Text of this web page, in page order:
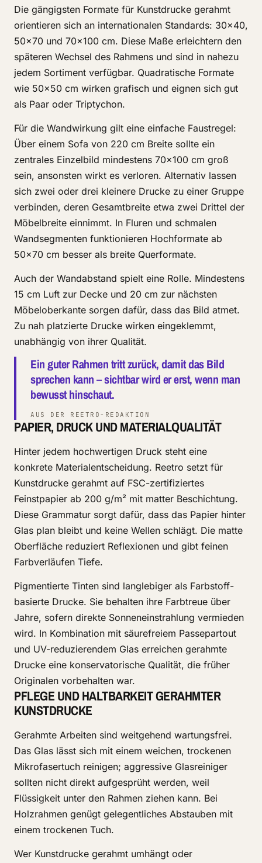
Die gängigsten Formate für Kunstdrucke gerahmt
orientieren sich an internationalen Standards: 30x40,
50x70 und 70x100 cm. Diese Maße erleichtern den
späteren Wechsel des Rahmens und sind in nahezu
jedem Sortiment verfügbar. Quadratische Formate
wie 50x50 cm wirken grafisch und eignen sich gut
als Paar oder Triptychon.
Für die Wandwirkung gilt eine einfache Faustregel:
Über einem Sofa von 220 cm Breite sollte ein
zentrales Einzelbild mindestens 70x100 cm groß
sein, ansonsten wirkt es verloren. Alternativ lassen
sich zwei oder drei kleinere Drucke zu einer Gruppe
verbinden, deren Gesamtbreite etwa zwei Drittel der
Möbelbreite einnimmt. In Fluren und schmalen
Wandsegmenten funktionieren Hochformate ab
50x70 cm besser als breite Querformate.
Auch der Wandabstand spielt eine Rolle. Mindestens
15 cm Luft zur Decke und 20 cm zur nächsten
Möbeloberkante sorgen dafür, dass das Bild atmet.
Zu nah platzierte Drucke wirken eingeklemmt,
unabhängig von ihrer Qualität.
Ein guter Rahmen tritt zurück, damit das Bild
sprechen kann – sichtbar wird er erst, wenn man
bewusst hinschaut.
AUS DER REETRO-REDAKTION
PAPIER, DRUCK UND MATERIALQUALITÄT
Hinter jedem hochwertigen Druck steht eine
konkrete Materialentscheidung. Reetro setzt für
Kunstdrucke gerahmt auf FSC-zertifiziertes
Feinstpapier ab 200 g/m² mit matter Beschichtung.
Diese Grammatur sorgt dafür, dass das Papier hinter
Glas plan bleibt und keine Wellen schlägt. Die matte
Oberfläche reduziert Reflexionen und gibt feinen
Farbverläufen Tiefe.
Pigmentierte Tinten sind langlebiger als Farbstoff-
basierte Drucke. Sie behalten ihre Farbtreue über
Jahre, sofern direkte Sonneneinstrahlung vermieden
wird. In Kombination mit säurefreiem Passepartout
und UV-reduzierendem Glas erreichen gerahmte
Drucke eine konservatorische Qualität, die früher
Originalen vorbehalten war.
PFLEGE UND HALTBARKEIT GERAHMTER
KUNSTDRUCKE
Gerahmte Arbeiten sind weitgehend wartungsfrei.
Das Glas lässt sich mit einem weichen, trockenen
Mikrofasertuch reinigen; aggressive Glasreiniger
sollten nicht direkt aufgesprüht werden, weil
Flüssigkeit unter den Rahmen ziehen kann. Bei
Holzrahmen genügt gelegentliches Abstauben mit
einem trockenen Tuch.
Wer Kunstdrucke gerahmt umhängt oder